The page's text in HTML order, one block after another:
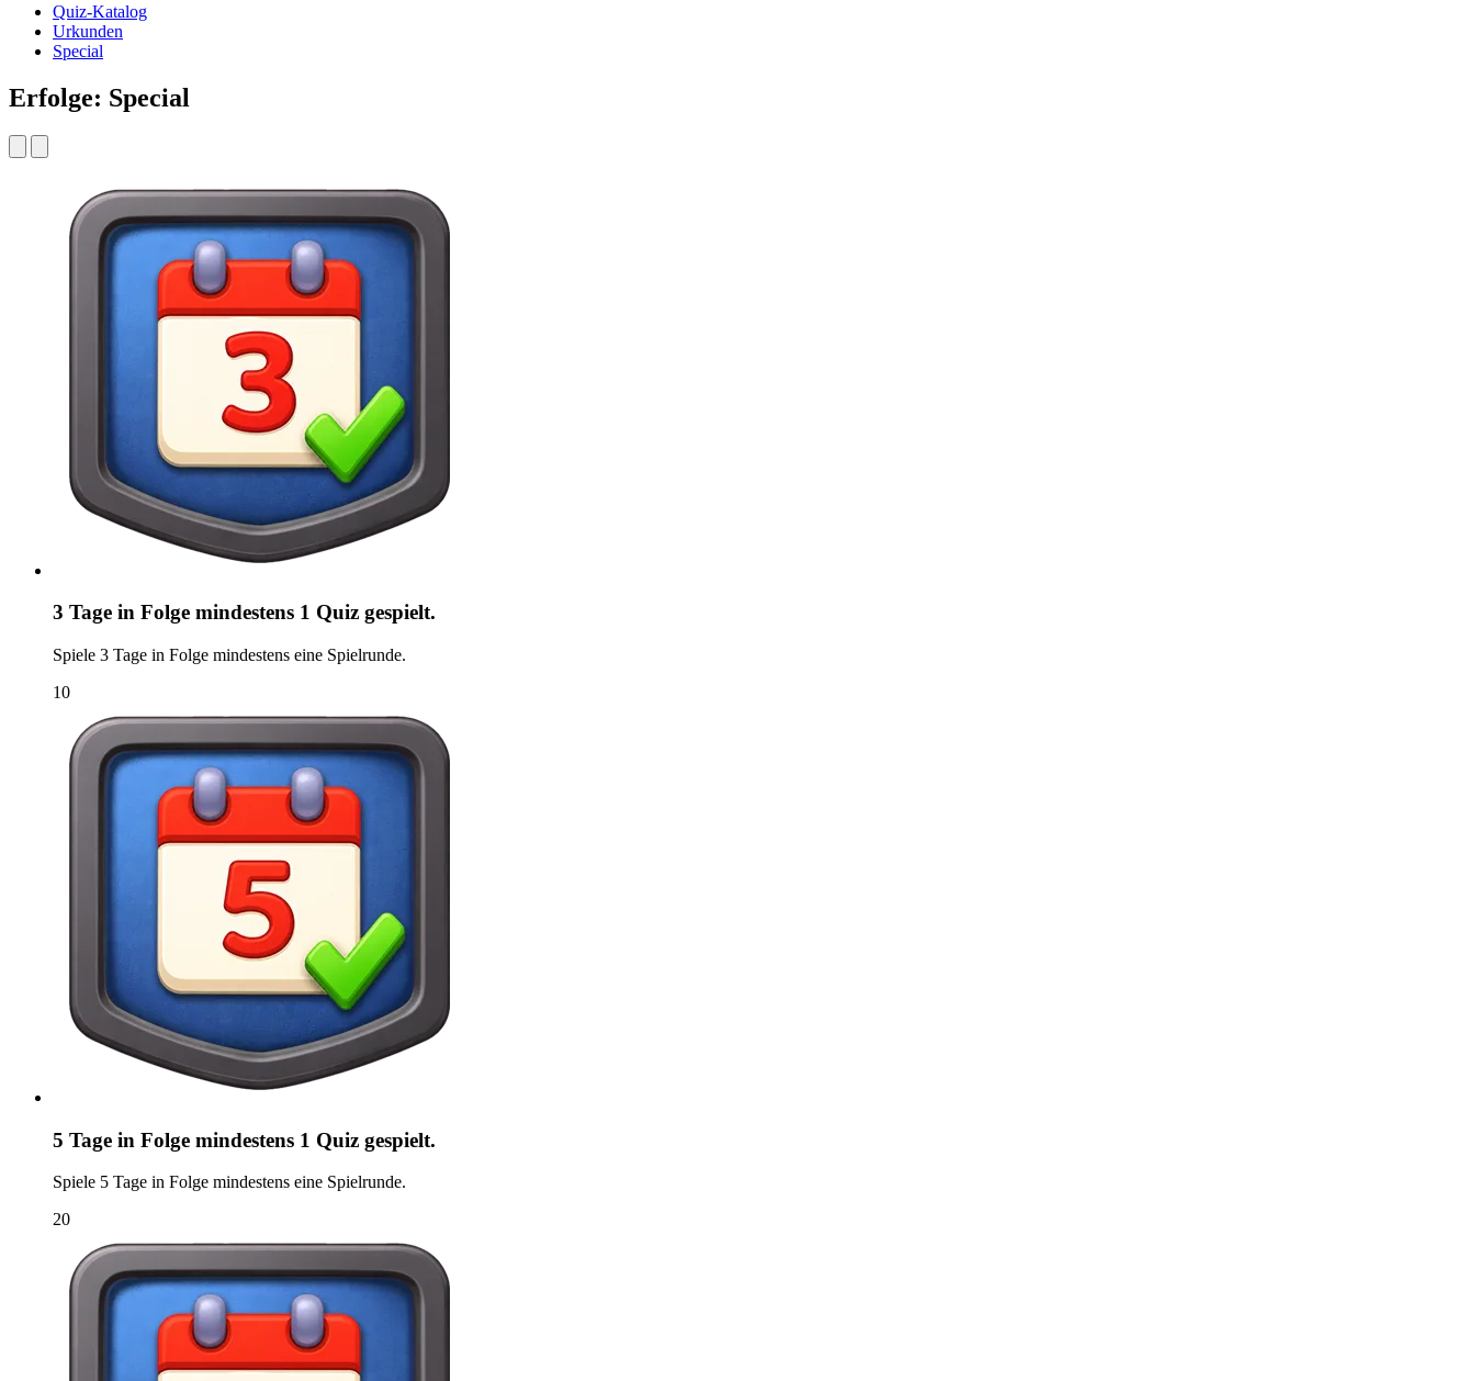
Quiz-Katalog
Urkunden
Special
Erfolge: Special
3 Tage in Folge mindestens 1 Quiz gespielt.
Spiele 3 Tage in Folge mindestens eine Spielrunde.
10
5 Tage in Folge mindestens 1 Quiz gespielt.
Spiele 5 Tage in Folge mindestens eine Spielrunde.
20